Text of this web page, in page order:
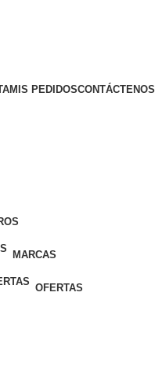
MIS PEDIDOSCONTÁCTENOS
MARCAS
OFERTAS